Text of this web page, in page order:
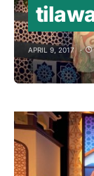
APRIL 9, 2017